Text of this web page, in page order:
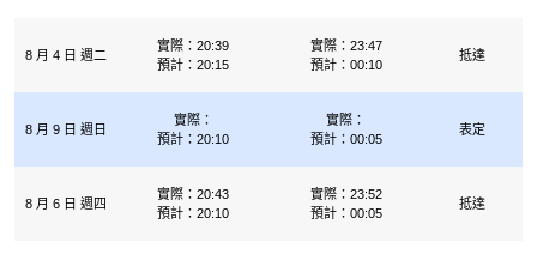
8 月 4 日 週二
實際：20:39
預計：20:15
實際：23:47
預計：00:10
抵達
8 月 9 日 週日
實際：
預計：20:10
實際：
預計：00:05
表定
8 月 6 日 週四
實際：20:43
預計：20:10
實際：23:52
預計：00:05
抵達